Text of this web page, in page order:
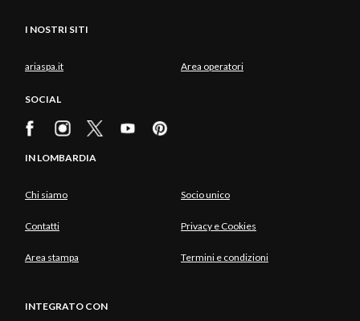
I NOSTRI SITI
ariaspa.it Area operatori
SOCIAL
IN LOMBARDIA
Chi siamo Socio unico
Contatti Privacy e Cookies
Area stampa Termini e condizioni
INTEGRATO CON